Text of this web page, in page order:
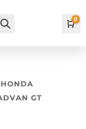
0
GT